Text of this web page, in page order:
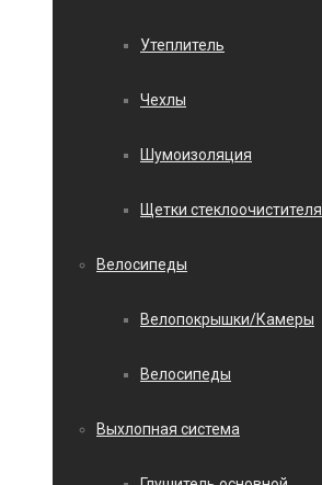
Утеплитель
Чехлы
Шумоизоляция
Щетки стеклоочистителя
Велосипеды
Велопокрышки/Камеры
Велосипеды
Выхлопная система